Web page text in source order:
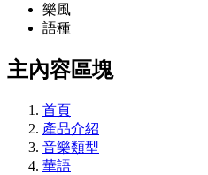
樂風
語種
主內容區塊
首頁
產品介紹
音樂類型
華語